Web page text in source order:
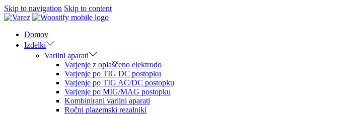
Skip to navigation Skip to content
Domov
Izdelki
Varilni aparati
Varjenje z oplaščeno elektrodo
Varjenje po TIG DC postopku
Varjenje po TIG AC/DC postopku
Varjenje po MIG/MAG postopku
Kombinirani varilni aparati
Ročni plazemski rezalniki